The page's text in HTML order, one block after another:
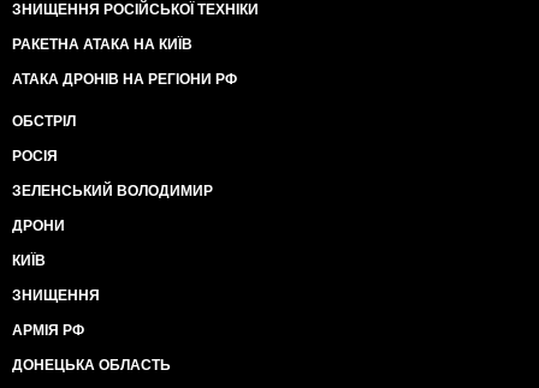
ЗНИЩЕННЯ РОСІЙСЬКОЇ ТЕХНІКИ
РАКЕТНА АТАКА НА КИЇВ
АТАКА ДРОНІВ НА РЕГІОНИ РФ
ОБСТРІЛ
РОСІЯ
ЗЕЛЕНСЬКИЙ ВОЛОДИМИР
ДРОНИ
КИЇВ
ЗНИЩЕННЯ
АРМІЯ РФ
ДОНЕЦЬКА ОБЛАСТЬ